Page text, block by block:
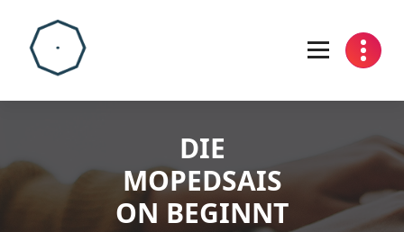
content
DIE
MOPEDSAIS
ON BEGINNT